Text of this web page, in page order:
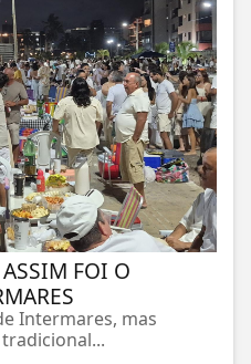
ASSIM FOI O
Intermares, mas